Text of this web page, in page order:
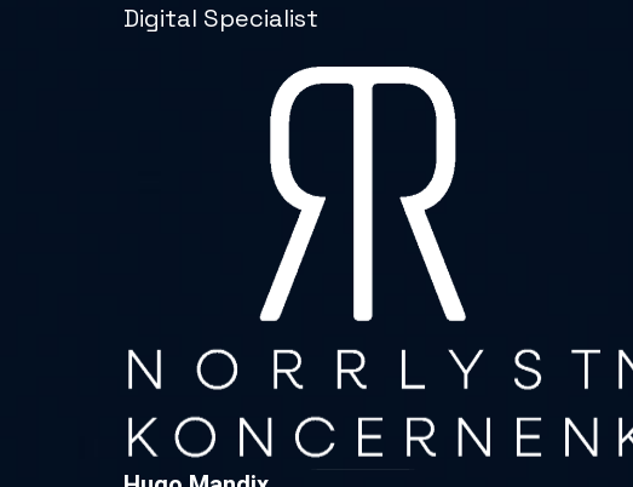
Digital Specialist